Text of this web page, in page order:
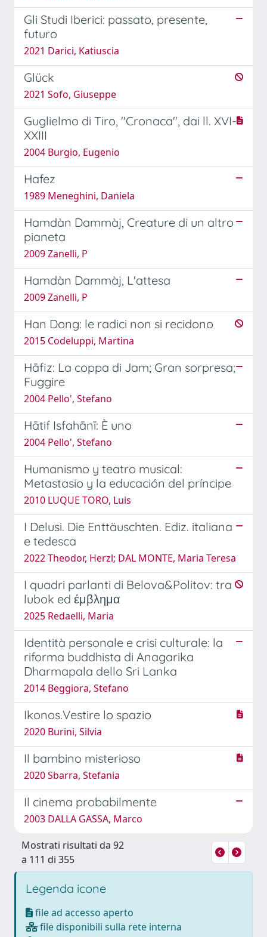
Gli Studi Iberici: passato, presente,
futuro
2021 Darici, Katiuscia
Glück
2021 Sofo, Giuseppe
Guglielmo di Tiro, "Cronaca", dai ll. XVI-
XXIII
2004 Burgio, Eugenio
Hafez
1989 Meneghini, Daniela
Hamdàn Dammàj, Creature di un altro
pianeta
2009 Zanelli, P
Hamdàn Dammàj, L'attesa
2009 Zanelli, P
Han Dong: le radici non si recidono
2015 Codeluppi, Martina
Hāfiz: La coppa di Jam; Gran sorpresa;
Fuggire
2004 Pello', Stefano
Hātif Isfahānī: È uno
2004 Pello', Stefano
Humanismo y teatro musical:
Metastasio y la educación del príncipe
2010 LUQUE TORO, Luis
I Delusi. Die Enttäuschten. Ediz. italiana
e tedesca
2022 Theodor, Herzl; DAL MONTE, Maria Teresa
I quadri parlanti di Belova&Politov: tra
lubok ed έμβλημα
2025 Redaelli, Maria
Identità personale e crisi culturale: la
riforma buddhista di Anagarika
Dharmapala dello Sri Lanka
2014 Beggiora, Stefano
Ikonos.Vestire lo spazio
2020 Burini, Silvia
Il bambino misterioso
2020 Sbarra, Stefania
Il cinema probabilmente
2003 DALLA GASSA, Marco
Mostrati risultati da 92
a 111 di 355
Legenda icone
file ad accesso aperto
file disponibili sulla rete interna